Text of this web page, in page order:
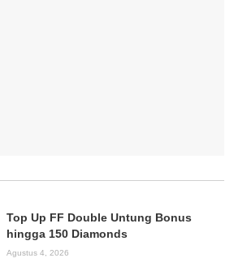
Top Up FF Double Untung Bonus
hingga 150 Diamonds
Agustus 4, 2026